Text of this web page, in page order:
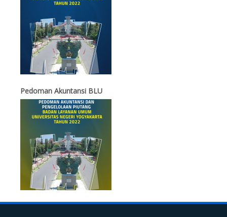
Pedoman Akuntansi BLU